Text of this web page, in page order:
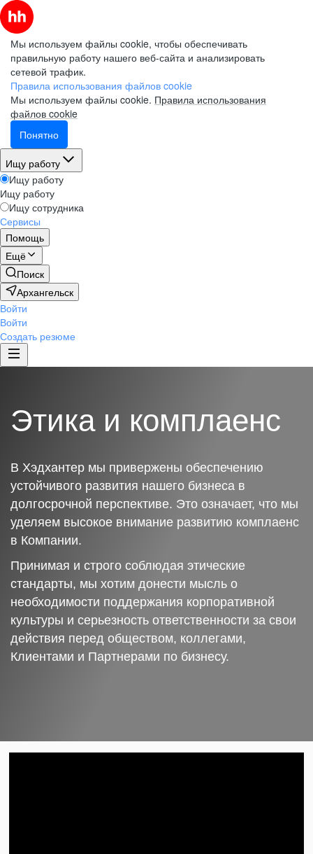
Мы используем файлы cookie, чтобы обеспечивать
правильную работу нашего веб-сайта и анализировать
сетевой трафик.
Правила использования файлов cookie
Мы используем файлы cookie. Правила использования
файлов cookie
Понятно
Ищу работу
Ищу работу
Ищу работу
Ищу сотрудника
Сервисы
Помощь
Ещё
Поиск
Архангельск
Войти
Войти
Создать резюме
Этика и комплаенс
В Хэдхантер мы привержены обеспечению
устойчивого развития нашего бизнеса в
долгосрочной перспективе. Это означает, что мы
уделяем высокое внимание развитию комплаенс
в Компании.
Принимая и строго соблюдая этические
стандарты, мы хотим донести мысль о
необходимости поддержания корпоративной
культуры и серьезность ответственности за свои
действия перед обществом, коллегами,
Клиентами и Партнерами по бизнесу.